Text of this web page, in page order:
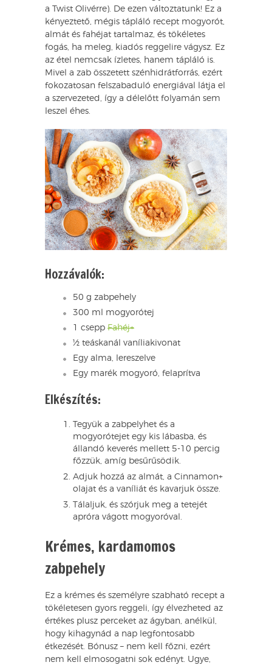
a Twist Olivérre). De ezen változtatunk! Ez a
kényeztető, mégis tápláló recept mogyorót,
almát és fahéjat tartalmaz, és tökéletes
fogás, ha meleg, kiadós reggelire vágysz. Ez
az étel nemcsak ízletes, hanem tápláló is.
Mivel a zab összetett szénhidrátforrás, ezért
fokozatosan felszabaduló energiával látja el
a szervezeted, így a délelőtt folyamán sem
leszel éhes.
Hozzávalók:
50 g zabpehely
300 ml mogyorótej
1 csepp Fahéj+
½ teáskanál vaníliakivonat
Egy alma, lereszelve
Egy marék mogyoró, felaprítva
Elkészítés:
Tegyük a zabpelyhet és a
mogyorótejet egy kis lábasba, és
állandó keverés mellett 5-10 percig
főzzük, amíg besűrűsödik.
Adjuk hozzá az almát, a Cinnamon+
olajat és a vaníliát és kavarjuk össze.
Tálaljuk, és szórjuk meg a tetejét
apróra vágott mogyoróval.
Krémes, kardamomos
zabpehely
Ez a krémes és személyre szabható recept a
tökéletesen gyors reggeli, így élvezheted az
értékes plusz perceket az ágyban, anélkül,
hogy kihagynád a nap legfontosabb
étkezését. Bónusz – nem kell főzni, ezért
nem kell elmosogatni sok edényt. Ugye,